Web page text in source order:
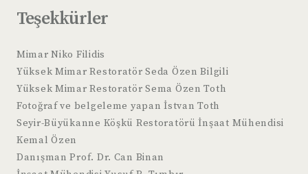
Teşekkürler
Mimar Niko Filidis
Yüksek Mimar Restoratör Seda Özen Bilgili
Yüksek Mimar Restoratör Sema Özen Toth
Fotoğraf ve belgeleme yapan İstvan Toth
Seyir-Büyükanne Köşkü Restoratörü İnşaat Mühendisi
Kemal Özen
Danışman Prof. Dr. Can Binan